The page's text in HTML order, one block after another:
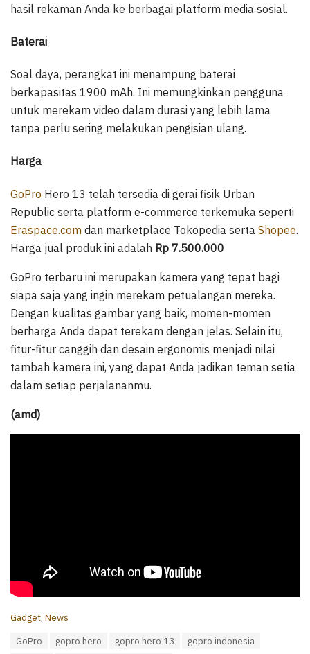
hasil rekaman Anda ke berbagai platform media sosial.
Baterai
Soal daya, perangkat ini menampung baterai
berkapasitas 1900 mAh. Ini memungkinkan pengguna
untuk merekam video dalam durasi yang lebih lama
tanpa perlu sering melakukan pengisian ulang.
Harga
GoPro Hero 13 telah tersedia di gerai fisik Urban
Republic serta platform e-commerce terkemuka seperti
Eraspace.com dan marketplace Tokopedia serta Shopee.
Harga jual produk ini adalah Rp 7.500.000
GoPro terbaru ini merupakan kamera yang tepat bagi
siapa saja yang ingin merekam petualangan mereka.
Dengan kualitas gambar yang baik, momen-momen
berharga Anda dapat terekam dengan jelas. Selain itu,
fitur-fitur canggih dan desain ergonomis menjadi nilai
tambah kamera ini, yang dapat Anda jadikan teman setia
dalam setiap perjalananmu.
(amd)
C
Gadget, News
GoPro gopro hero gopro hero 13
gopro indonesia